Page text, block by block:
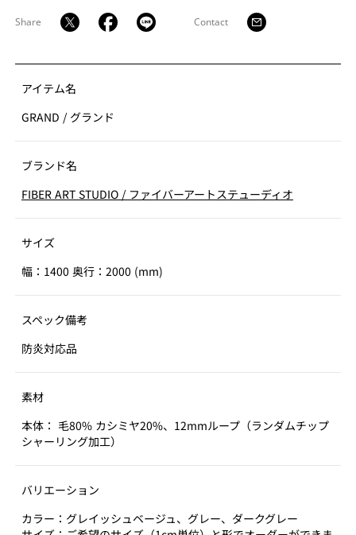
Share Contact
アイテム名
GRAND / グランド
ブランド名
FIBER ART STUDIO / ファイバーアートステューディオ
サイズ
幅：1400 奥行：2000 (mm)
スペック備考
防炎対応品
素材
本体： 毛80% カシミヤ20%、12mmループ（ランダムチップ
シャーリング加工）
バリエーション
カラー：グレイッシュベージュ、グレー、ダークグレー